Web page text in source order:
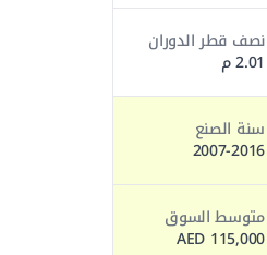
نصف قطر الدوران
2.01 م
سنة الصنع
2007-2016
متوسط السوق
115,000 AED